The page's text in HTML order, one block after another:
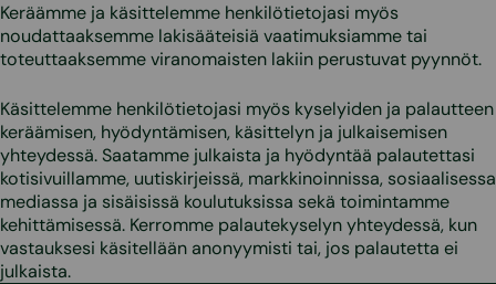
Keräämme ja käsittelemme henkilötietojasi myös
noudattaaksemme lakisääteisiä vaatimuksiamme tai
toteuttaaksemme viranomaisten lakiin perustuvat pyynnöt.
Käsittelemme henkilötietojasi myös kyselyiden ja palautteen
keräämisen, hyödyntämisen, käsittelyn ja julkaisemisen
yhteydessä. Saatamme julkaista ja hyödyntää palautettasi
kotisivuillamme, uutiskirjeissä, markkinoinnissa, sosiaalisessa
mediassa ja sisäisissä koulutuksissa sekä toimintamme
kehittämisessä. Kerromme palautekyselyn yhteydessä, kun
vastauksesi käsitellään anonyymisti tai, jos palautetta ei
julkaista.